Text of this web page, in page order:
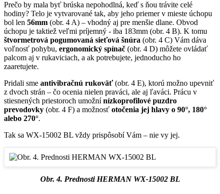
Prečo by mala byť brúska nepohodlná, keď s ňou trávite celé
hodiny? Telo je vytvarované tak, aby jeho priemer v mieste úchopu
bol len 56mm (obr. 4 A) – vhodný aj pre menšie dlane. Obvod
úchopu je taktiež veľmi príjemný - iba 183mm (obr. 4 B). K tomu
štvormetrová pogumovaná sieťová šnúra (obr. 4 C) Vám dáva
voľnosť pohybu, ergonomický spínač (obr. 4 D) môžete ovládať
palcom aj v rukaviciach, a ak potrebujete, jednoducho ho
zaaretujete.
Pridali sme antivibračnú rukoväť(obr. 4 E), ktorú možno upevniť
z dvoch strán – čo ocenia nielen praváci, ale aj ľaváci. Prácu v
stiesnených priestoroch umožnínízkoprofilové puzdro
prevodovky (obr. 4 F) a možnosť otočenia jej hlavy o 90°, 180°
alebo 270°.
Tak sa WX-15002 BL vždy prispôsobí Vám – nie vy jej.
Obr. 4. Prednosti HERMAN WX-15002 BL